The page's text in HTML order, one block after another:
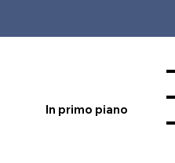
In primo piano